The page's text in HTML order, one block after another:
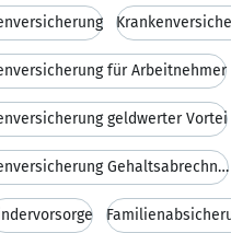
für Arbeitnehmer
geldwerter Vortei
betriebliche Krankenversicherung Gehaltsabrechnung